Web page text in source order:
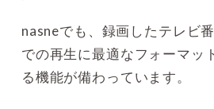
nasneでも、録画したテレビ
での再生に最適なフォーマッ
る機能が備わっています。